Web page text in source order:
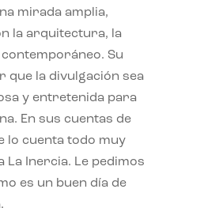
mirada amplia,
la arquitectura, la
Su
que la divulgación sea
y entretenida para
En sus cuentas de
lo cuenta todo muy
La Inercia. Le pedimos
es un buen día de